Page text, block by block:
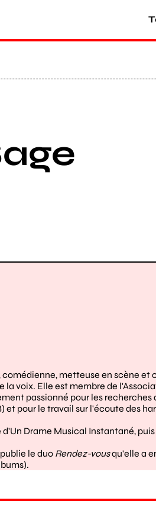
metteuse en scène
voix. Elle est membre de
passionné pour les recherches
et pour le travail sur l'écoute des
d'Un Drame Musical Instantané,
le duo Rendez-vousqu'elle a